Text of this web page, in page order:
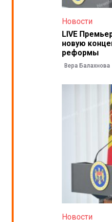
Новости
LIVE
новую
реформы
Вера Балахнова
Новости